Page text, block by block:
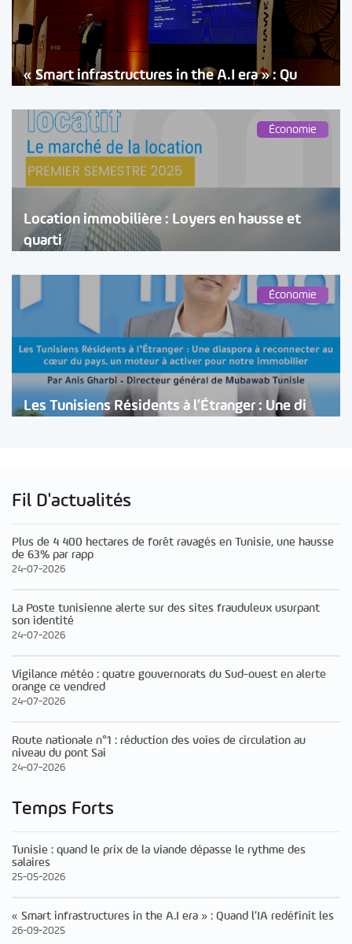
« Smart infrastructures in the A.I era » : Qu
Économie
Location immobilière : Loyers en hausse et
quarti
Économie
Les Tunisiens Résidents à l’Étranger : Une di
Fil D'actualités
Plus de 4 400 hectares de forêt ravagés en Tunisie, une hausse
de 63% par rapp
24-07-2026
La Poste tunisienne alerte sur des sites frauduleux usurpant
son identité
24-07-2026
Vigilance météo : quatre gouvernorats du Sud-ouest en alerte
orange ce vendred
24-07-2026
Route nationale n°1 : réduction des voies de circulation au
niveau du pont Sai
24-07-2026
Temps Forts
Tunisie : quand le prix de la viande dépasse le rythme des
salaires
25-05-2026
« Smart infrastructures in the A.I era » : Quand l’IA redéfinit les
26-09-2025